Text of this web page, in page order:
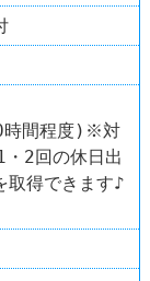
時間程度)※対
2回の休日出
取得できます♪